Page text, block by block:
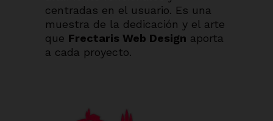
centradas en el usuario. Es una
muestra de la dedicación y el arte
que Frectaris Web Design aporta
a cada proyecto.